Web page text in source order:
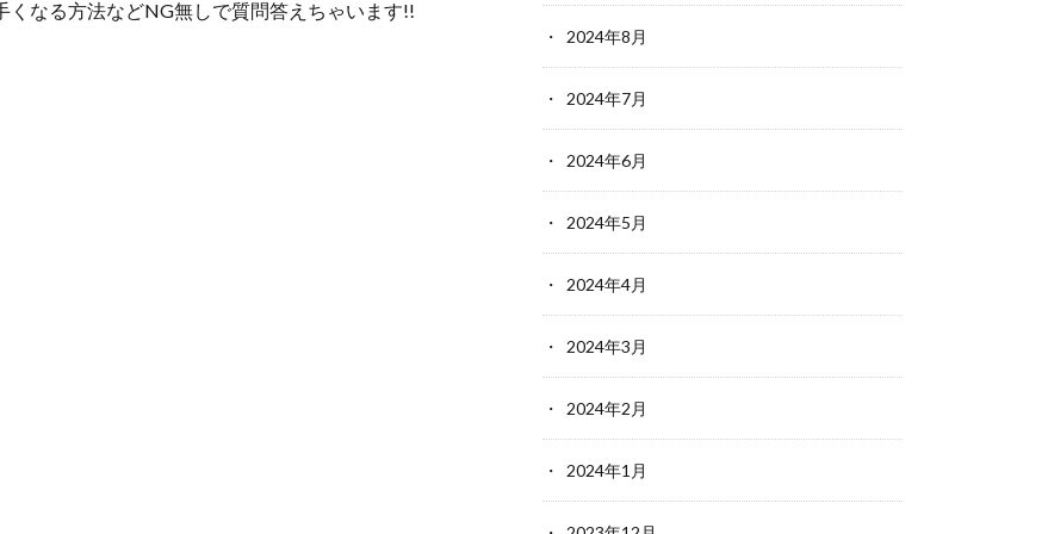
くなる方法などNG無しで質問答えちゃいます!!
2024年8月
2024年7月
2024年6月
2024年5月
2024年4月
2024年3月
2024年2月
2024年1月